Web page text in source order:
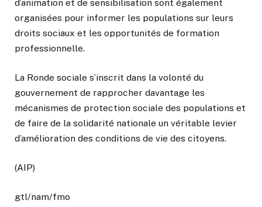
d’animation et de sensibilisation sont également
organisées pour informer les populations sur leurs
droits sociaux et les opportunités de formation
professionnelle.
La Ronde sociale s’inscrit dans la volonté du
gouvernement de rapprocher davantage les
mécanismes de protection sociale des populations et
de faire de la solidarité nationale un véritable levier
d’amélioration des conditions de vie des citoyens.
(AIP)
gtl/nam/fmo